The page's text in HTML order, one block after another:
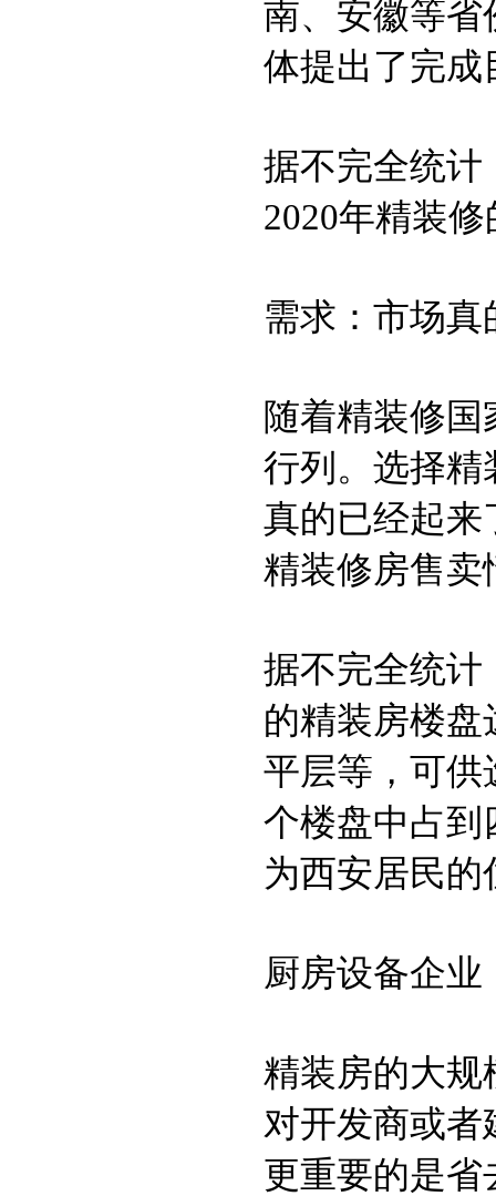
南、安徽等省
体提出了完成
据不完全统计
2020年精装
需求：市场真
随着精装修
行列。选择精
真的已经起来
精装修房售卖
据不完全统计
的精装房楼盘
平层等，可供
个楼盘中占到
为西安居民
厨房设备企
精装房的大规
对开发商或
更重要的是省